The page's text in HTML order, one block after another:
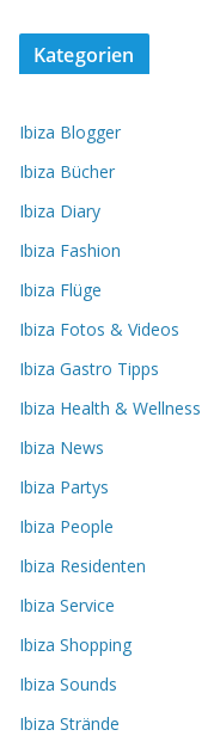
Kategorien
Ibiza Blogger
Ibiza Bücher
Ibiza Diary
Ibiza Fashion
Ibiza Flüge
Ibiza Fotos & Videos
Ibiza Gastro Tipps
Ibiza Health & Wellness
Ibiza News
Ibiza Partys
Ibiza People
Ibiza Residenten
Ibiza Service
Ibiza Shopping
Ibiza Sounds
Ibiza Strände